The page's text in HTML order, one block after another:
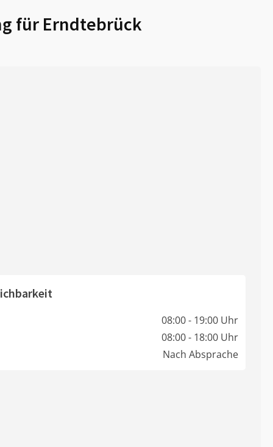
für Erndtebrück
08:00 - 19:00 Uhr
08:00 - 18:00 Uhr
Nach Absprache